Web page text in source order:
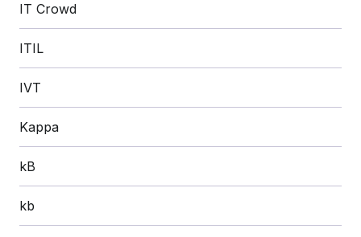
IT Crowd
ITIL
IVT
Kappa
kB
kb